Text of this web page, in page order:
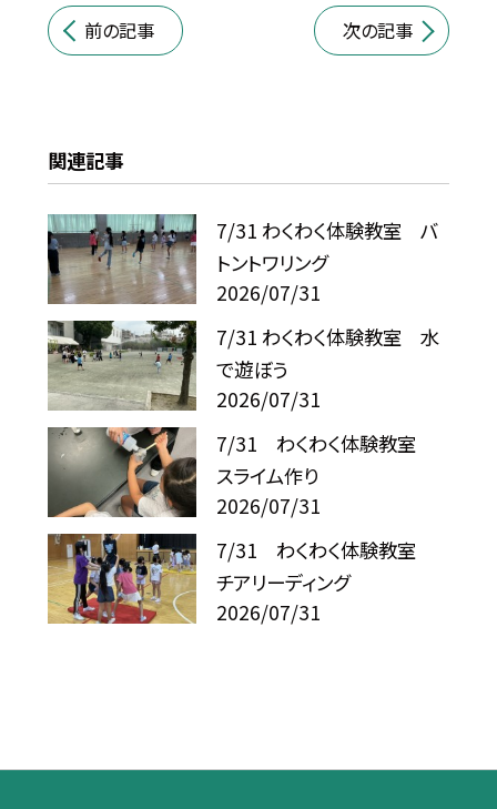
前の記事 次の記事
関連記事
7/31 わくわく体験教室 バ
トントワリング
2026/07/31
7/31 わくわく体験教室 水
で遊ぼう
2026/07/31
7/31 わくわく体験教室
スライム作り
2026/07/31
7/31 わくわく体験教室
チアリーディング
2026/07/31